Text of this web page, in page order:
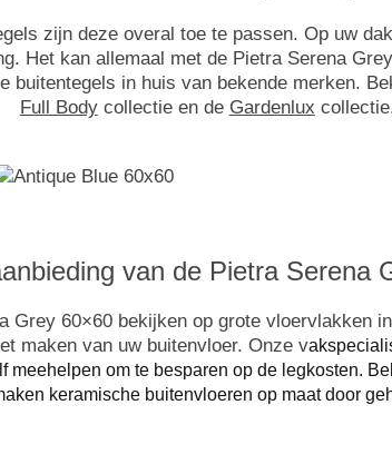
zijn deze overal toe te passen. Op uw
Het kan allemaal met de Pietra Serena
buitentegels in huis van bekende merken.
Full Bodycollectie en de Gardenlux
van de Pietra Serena
Grey 60×60 bekijken op grote vloervlakken
maken van uw buitenvloer. Onze v
meehelpen om te besparen op de legkosten.
keramische buitenvloeren op maat door